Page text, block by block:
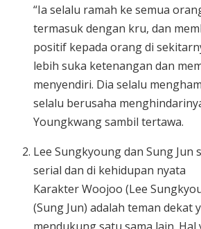
“Ia selalu ramah ke semua
termasuk dengan kru, dan
positif kepada orang di
lebih suka ketenangan dan
menyendiri. Dia selalu
selalu berusaha
Youngkwang sambil tertawa.
Lee Sungkyoung dan Sung Jun
serial dan di kehidupan nyata
Karakter Woojoo (Lee
(Sung Jun) adalah teman dekat